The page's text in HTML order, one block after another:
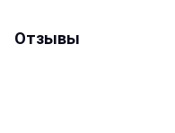
Отзывы